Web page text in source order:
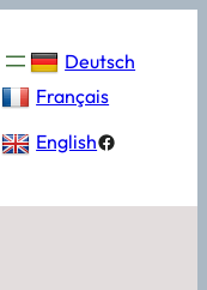
Deutsch
Français
EnglishFacebook